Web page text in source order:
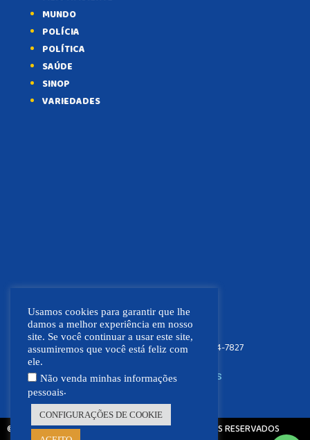
MUNDO
POLÍCIA
POLÍTICA
SAÚDE
SINOP
VARIEDADES
FOCO NEWS MT (66) 9.9664-7827
SIGA NOSSAS REDES SOCIAIS
© 2021 - 2026 - FOCO NEWS MT | TODOS OS DIREITOS RESERVADOS
Usamos cookies para garantir que lhe
damos a melhor experiência em nosso
site. Se você continuar a usar este site,
assumiremos que você está feliz com
ele.
Não venda minhas informações
pessoais.
CONFIGURAÇÕES DE COOKIE